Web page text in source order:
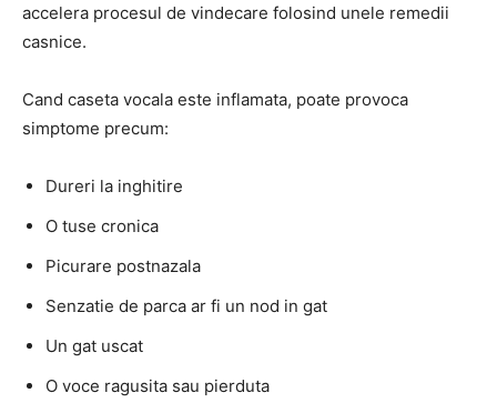
accelera procesul de vindecare folosind unele remedii
casnice.
Cand caseta vocala este inflamata, poate provoca
simptome precum:
Dureri la inghitire
O tuse cronica
Picurare postnazala
Senzatie de parca ar fi un nod in gat
Un gat uscat
O voce ragusita sau pierduta